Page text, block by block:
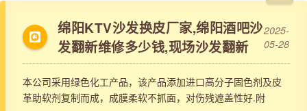
绵阳KTV沙发换皮厂家,绵阳酒吧沙
发翻新维修多少钱,现场沙发翻新
2025-
05-28
本公司采用绿色化工产品，该产品添加进口高分子固色剂及皮
革助软剂复制而成，成膜柔软不抓面，对伤残遮盖性好.附